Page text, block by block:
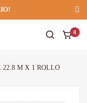
0
22.8 M X 1 ROLLO